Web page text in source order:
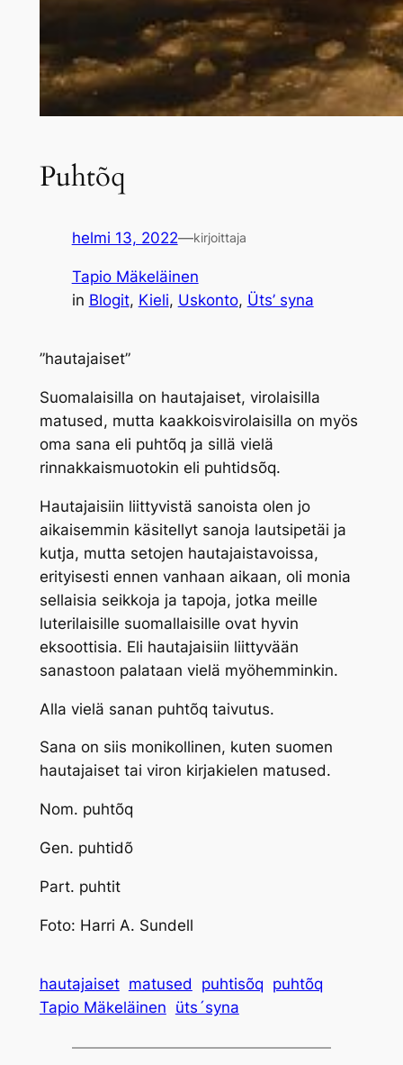
Puhtõq
helmi 13, 2022—kirjoittaja
Tapio Mäkeläinen
in Blogit, Kieli, Uskonto, Üts’ syna
”hautajaiset”
Suomalaisilla on hautajaiset, virolaisilla
matused, mutta kaakkoisvirolaisilla on myös
oma sana eli puhtõq ja sillä vielä
rinnakkaismuotokin eli puhtidsõq.
Hautajaisiin liittyvistä sanoista olen jo
aikaisemmin käsitellyt sanoja lautsipetäi ja
kutja, mutta setojen hautajaistavoissa,
erityisesti ennen vanhaan aikaan, oli monia
sellaisia seikkoja ja tapoja, jotka meille
luterilaisille suomallaisille ovat hyvin
eksoottisia. Eli hautajaisiin liittyvään
sanastoon palataan vielä myöhemminkin.
Alla vielä sanan puhtõq taivutus.
Sana on siis monikollinen, kuten suomen
hautajaiset tai viron kirjakielen matused.
Nom. puhtõq
Gen. puhtidõ
Part. puhtit
Foto: Harri A. Sundell
hautajaiset matused puhtisõq puhtõq
Tapio Mäkeläinen üts´syna